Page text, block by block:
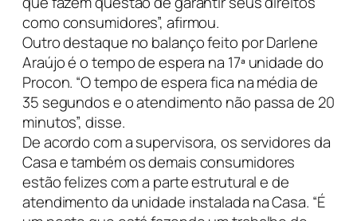
como consumidores”, afirmou.
Outro destaque no balanço feito por Darlene
Araújo é o tempo de espera na 17ª unidade do
Procon. “O tempo de espera fica na média de
35 segundos e o atendimento não passa de 20
minutos”, disse.
De acordo com a supervisora, os servidores da
Casa e também os demais consumidores
estão felizes com a parte estrutural e de
atendimento da unidade instalada na Casa. “É